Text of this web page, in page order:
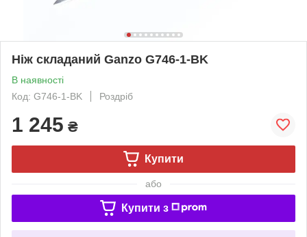
Ніж складаний Ganzo G746-1-BK
В наявності
Код: G746-1-BK
Роздріб
1 245 ₴
Купити
або
Купити з